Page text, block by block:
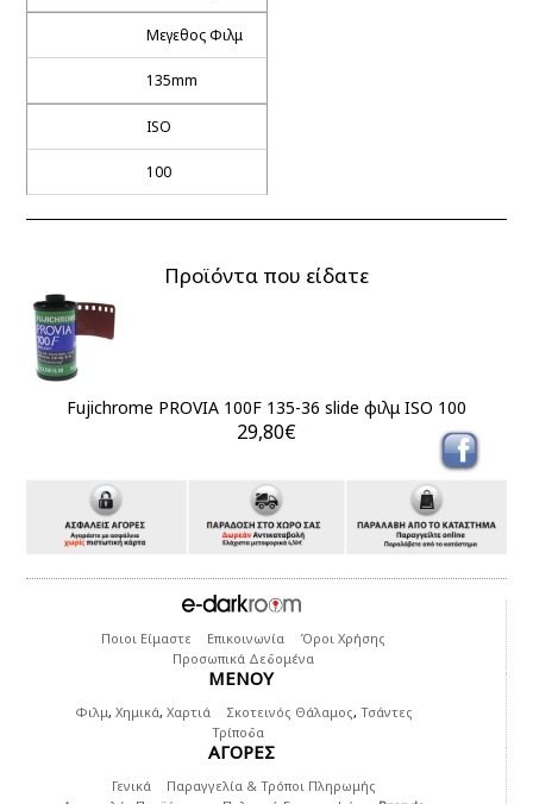
Μεγεθος Φιλμ
135mm
ISO
100
Προϊόντα που είδατε
Fujichrome PROVIA 100F 135-36 slide φιλμ ISO 100
29,80€
Ποιοι Είμαστε Επικοινωνία
Όροι Χρήσης
Προσωπικά Δεδομένα
ΜΕΝΟΥ
Φιλμ, Χημικά, Χαρτιά Σκοτεινός Θάλαμος, Τσάντες
Τρίποδα
ΑΓΟΡΕΣ
Γενικά
Παραγγελία & Τρόποι Πληρωμής